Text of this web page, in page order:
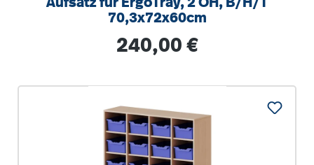
70,3x72x60cm
Regulärer Preis:
240,00 €